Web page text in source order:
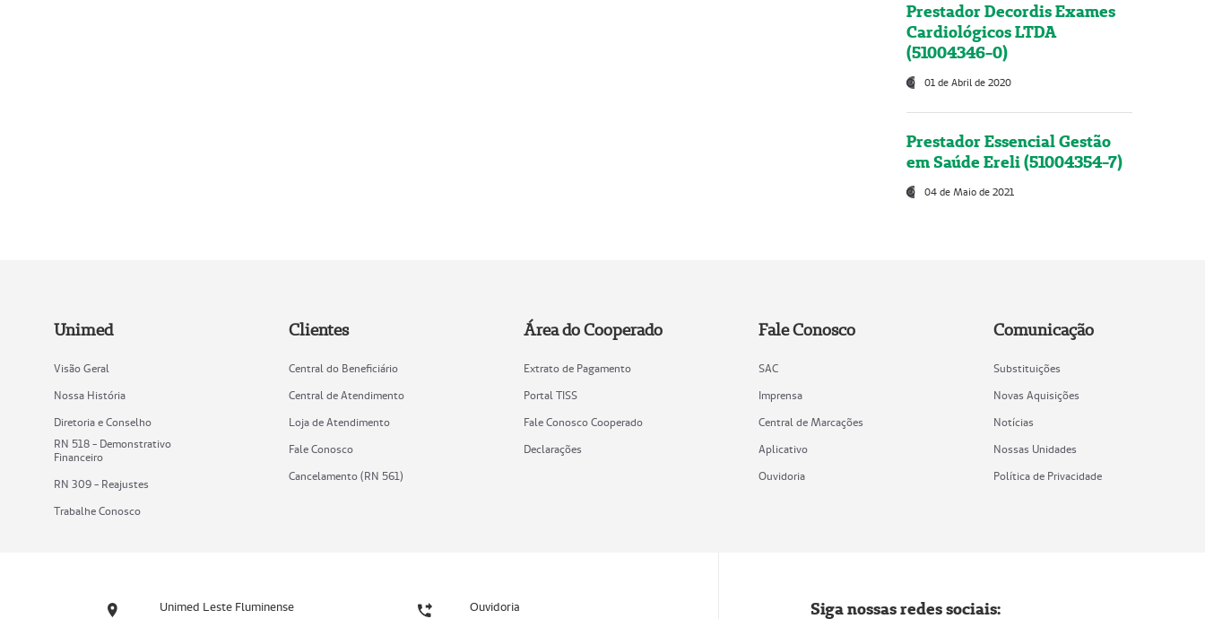
Prestador Decordis Exames
Cardiológicos LTDA
(51004346-0)
01 de Abril de 2020
Prestador Essencial Gestão
em Saúde Ereli (51004354-7)
04 de Maio de 2021
Unimed
Visão Geral
Nossa História
Diretoria e Conselho
RN 518 - Demonstrativo
Financeiro
RN 309 - Reajustes
Trabalhe Conosco
Clientes
Central do Beneficiário
Central de Atendimento
Loja de Atendimento
Fale Conosco
Cancelamento (RN 561)
Área do Cooperado
Extrato de Pagamento
Portal TISS
Fale Conosco Cooperado
Declarações
Fale Conosco
SAC
Imprensa
Central de Marcações
Aplicativo
Ouvidoria
Comunicação
Substituições
Novas Aquisições
Notícias
Nossas Unidades
Política de Privacidade
Unimed Leste Fluminense Ouvidoria Siga nossas redes sociais: